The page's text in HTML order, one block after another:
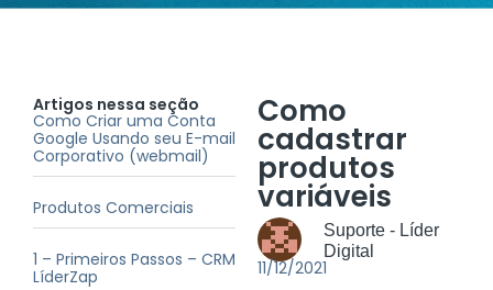
Artigos nessa seção
Como Criar uma Conta
Google Usando seu E-mail
Corporativo (webmail)
Produtos Comerciais
1 – Primeiros Passos – CRM
LíderZap
Como
cadastrar
produtos
variáveis
Suporte - Líder
Digital
11/12/2021